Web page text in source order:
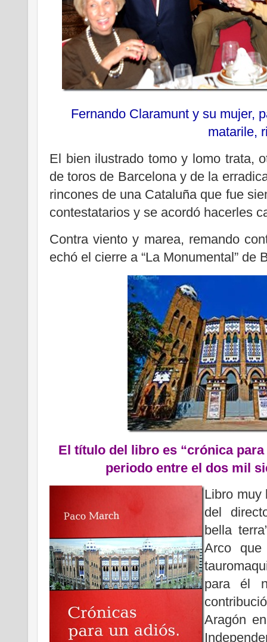
Fernando Claramunt y su mujer,
matarile,
El bien ilustrado tomo y lomo trata,
de toros de Barcelona y de la
rincones de una Cataluña que fue
contestatarios y se acordó hacerles
Contra viento y marea, remando
echó el cierre a “La Monumental” de
El título del libro es “crónica
periodo entre el dos mil
Libro muy
del
bella
Arco
para él
Aragón